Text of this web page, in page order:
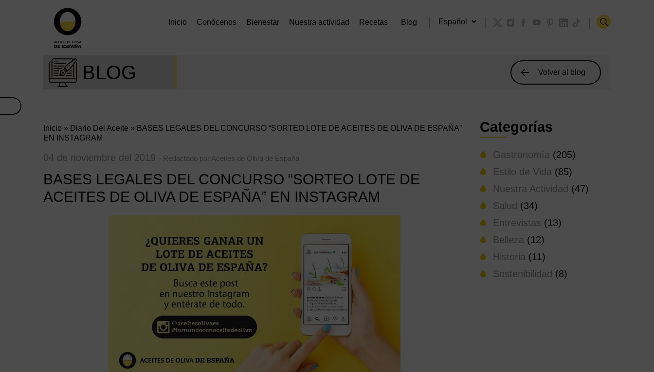
Inicio Conócenos Bienestar Nuestra actividad Recetas Blog
BLOG Volver al blog
Inicio » Diario Del Aceite » BASES LEGALES DEL CONCURSO “SORTEO LOTE DE ACEITES DE OLIVA DE ESPAÑA”
EN INSTAGRAM
04 de noviembre del 2019 - Redactado por Aceites de Oliva de España
BASES LEGALES DEL CONCURSO “SORTEO LOTE DE
ACEITES DE OLIVA DE ESPAÑA” EN INSTAGRAM
Categorías
Gastronomía (205)
Estilo de Vida (85)
Nuestra Actividad (47)
Salud (34)
Entrevistas (13)
Belleza (12)
Historia (11)
Sostenibilidad (8)